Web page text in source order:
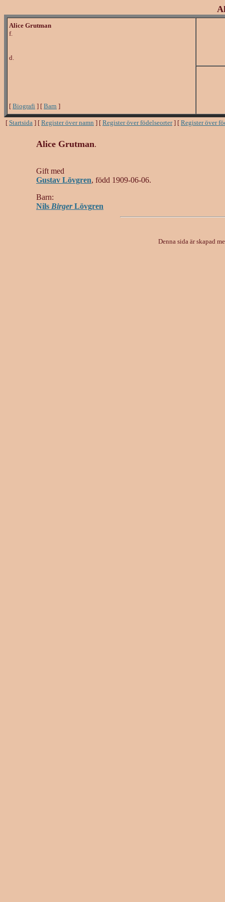
Alice Grutman
f.
d.
[ Biografi ] [ Barn ]
[ Startsida ] [ Register över namn ] [ Register över födelseorter] [ Register över
Alice Grutman.
Gift med
Gustav Lövgren, född 1909-06-06.
Barn:
Nils BirgerLövgren
Denna sida är skapad